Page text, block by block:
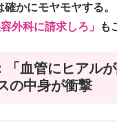
かにモヤモヤする。
外科に請求しろ」
も
「血管にヒアル
の中身が衝撃